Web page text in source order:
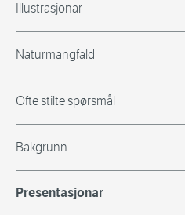
Illustrasjonar
Naturmangfald
Ofte stilte spørsmål
Bakgrunn
Presentasjonar